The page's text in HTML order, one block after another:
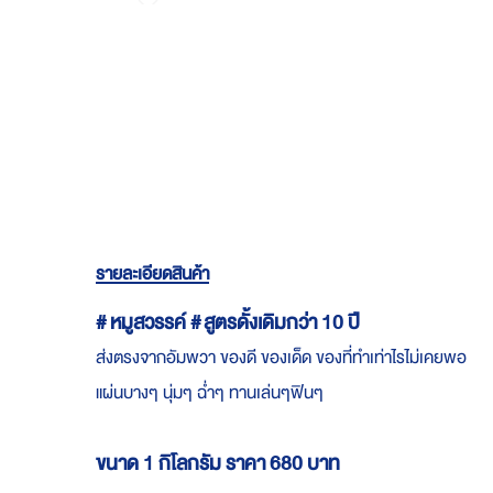
รายละเอียดสินค้า
# หมูสวรรค์ # สูตรดั้งเดิมกว่า 10 ปี
ส่งตรงจากอัมพวา ของดี ของเด็ด ของที่ทำเท่าไรไม่เคยพอ
แผ่นบางๆ นุ่มๆ ฉ่ำๆ ทานเล่นๆฟินๆ
ขนาด 1 กิโลกรัม ราคา 680 บาท